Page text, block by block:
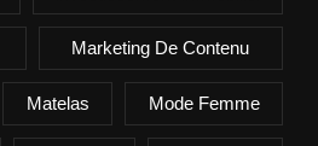
Marketing De Contenu
Matelas Mode Femme